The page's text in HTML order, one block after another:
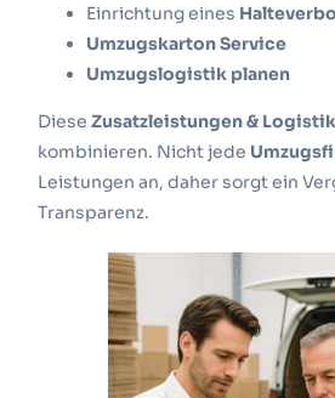
Einrichtung eines
Umzugskarton Service
Umzugslogistik planen
DieseZusatzleistungen & Logistik
kombinieren. Nicht jede
Leistungen an, daher sorgt ein
Transparenz.